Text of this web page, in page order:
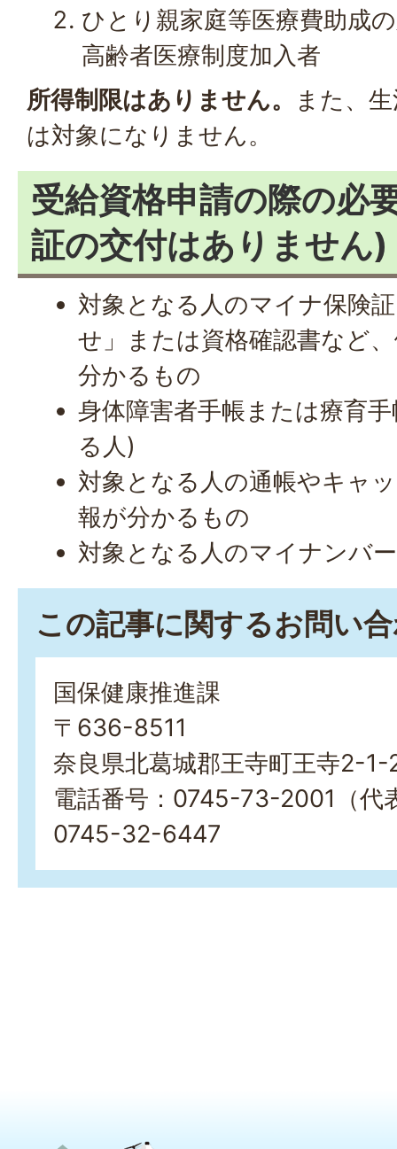
ひとり親家庭等医療費助成
高齢者医療制度加入者
所得制限はありません。
また、
は対象になりません。
受給資格申請の際の必
証の交付はありません)
対象となる人のマイナ保険
せ」または資格確認書など
分かるもの
身体障害者手帳または療育
る人)
対象となる人の通帳やキャ
報が分かるもの
対象となる人のマイナンバ
この記事に関するお問い
国保健康推進課
〒636-8511
奈良県北葛城郡王寺町王寺2-
電話番号：0745-73-2001（
0745-32-6447